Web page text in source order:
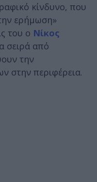
κίνδυνο, που
ερήμωση»
του ο Νίκος
σειρά από
την
στην περιφέρεια.